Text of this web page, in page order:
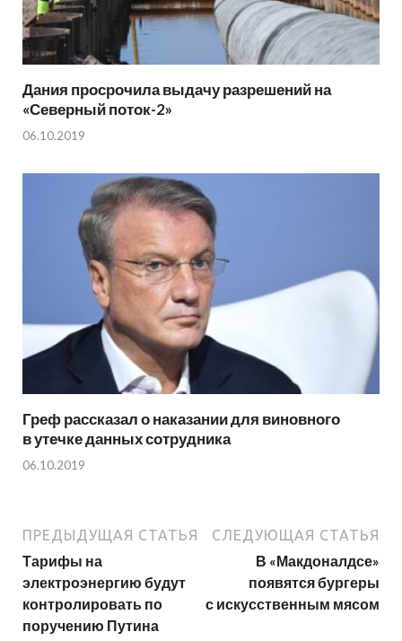
Дания просрочила выдачу разрешений на
«Северный поток-2»
06.10.2019
Греф рассказал о наказании для виновного
в утечке данных сотрудника
06.10.2019
ПРЕДЫДУЩАЯ СТАТЬЯ
Тарифы на
электроэнергию будут
контролировать по
поручению Путина
СЛЕДУЮЩАЯ СТАТЬЯ
В «Макдоналдсе»
появятся бургеры
с искусственным мясом